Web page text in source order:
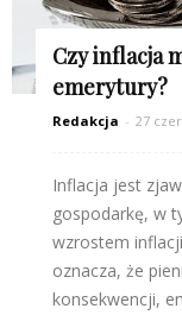
Czy inflacja
emerytury?
Redakcja - 27
Inflacja jest
gospodarkę, w
wzrostem
oznacza, że
konsekwencji,